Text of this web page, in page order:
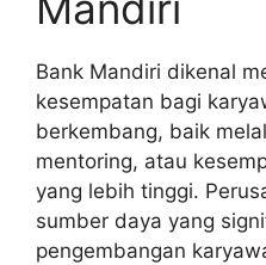
Bank Mandiri dikenal
kesempatan bagi
berkembang, baik
mentoring, atau
yang lebih tinggi.
sumber daya yang
pengembangan